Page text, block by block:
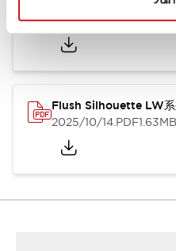
2025/09/19.PDF
Flush Silhouette LW系
2025/10/14.PDF1.63MB